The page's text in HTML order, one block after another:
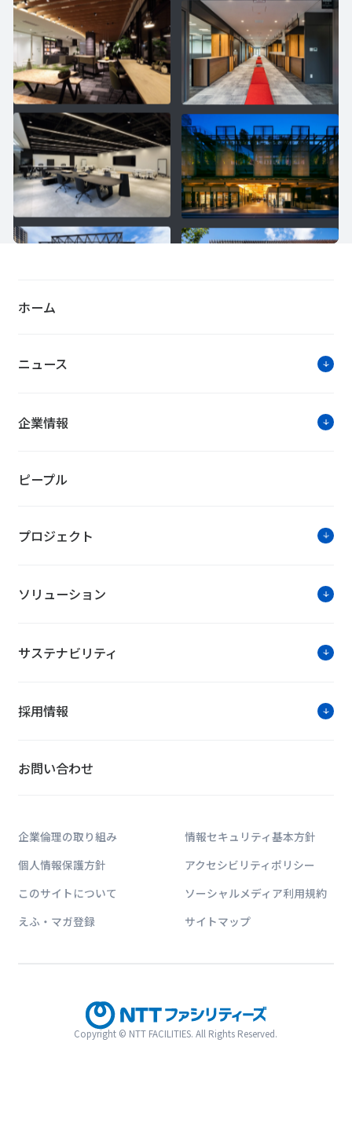
ホーム
ニュース
企業情報
ピープル
プロジェクト
ソリューション
サステナビリティ
採用情報
お問い合わせ
企業倫理の取り組み
情報セキュリティ基本方針
個人情報保護方針
アクセシビリティポリシー
このサイトについて
ソーシャルメディア利用規約
えふ・マガ登録
サイトマップ
Copyright © NTT FACILITIES. All Rights Reserved.